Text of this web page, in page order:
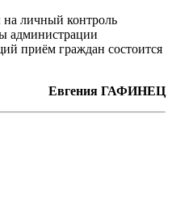
личный контроль
администрации
приём граждан состоится
Евгения ГАФИНЕЦ